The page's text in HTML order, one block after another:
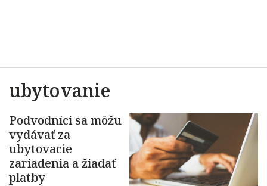
ubytovanie
Podvodníci sa môžu
vydávať za
ubytovacie
zariadenia a žiadať
platby